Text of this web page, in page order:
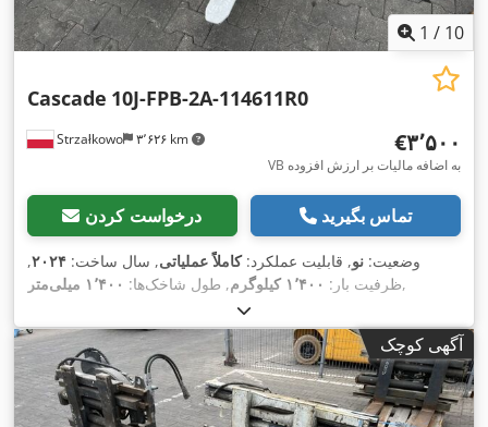
1 / 10
Strzałkowo ۳٬۶۲۶ km
Cascade 10J-FPB-2A-114611R0
‎€۳٬۵۰۰
VB به اضافه مالیات بر ارزش افزوده
درخواست کردن تماس بگیرید
وضعیت: نو, قابلیت عملکرد:کاملاً عملیاتی, سال ساخت: ۲۰۲۴,
ظرفیت بار: ۱٬۴۰۰ کیلوگرم , طول شاخک‌ها: ۱٬۴۰۰ میلی‌متر ,
آگهی کوچک